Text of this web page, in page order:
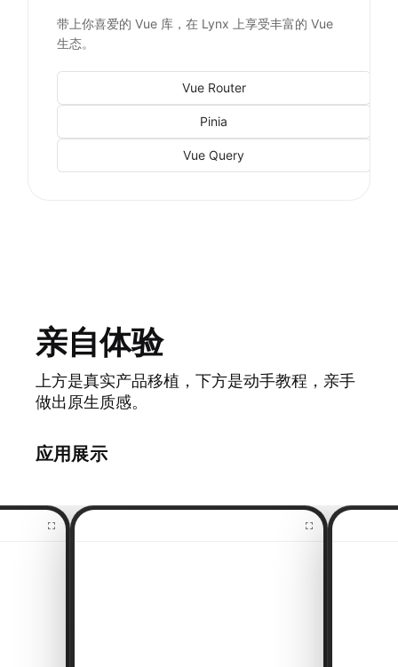
带上你喜爱的 Vue 库，在 Lynx 上享受丰富的 Vue
生态。
Vue Router
Pinia
Vue Query
亲自体验
上方是真实产品移植，下方是动手教程，亲手
做出原生质感。
应用展示